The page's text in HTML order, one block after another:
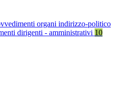
organi indirizzo-politico
dirigenti - amministrativi 10